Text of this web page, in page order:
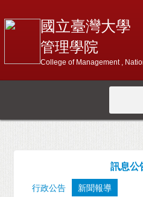
國立臺灣大學
管理學院
College of Management ,
訊息公
行政公告 新聞報導